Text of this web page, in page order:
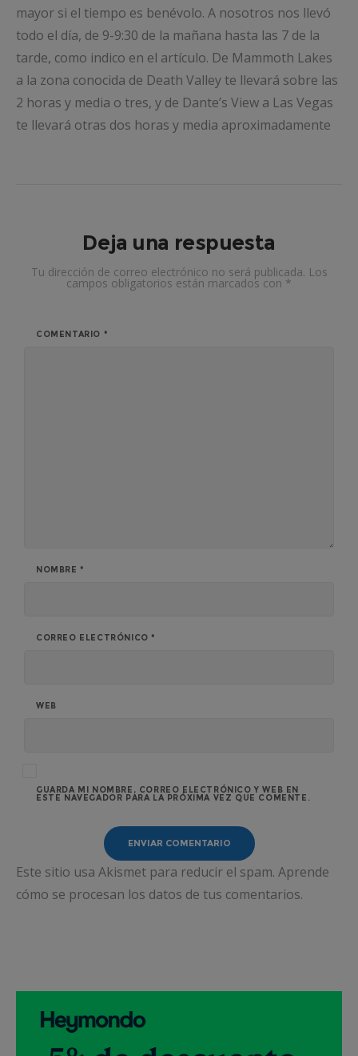
mayor si el tiempo es benévolo. A nosotros nos llevó
todo el día, de 9-9:30 de la mañana hasta las 7 de la
tarde, como indico en el artículo. De Mammoth Lakes
a la zona conocida de Death Valley te llevará sobre las
2 horas y media o tres, y de Dante’s View a Las Vegas
te llevará otras dos horas y media aproximadamente
Deja una respuesta
Tu dirección de correo electrónico no será publicada. Los
campos obligatorios están marcados con *
COMENTARIO *
NOMBRE *
CORREO ELECTRÓNICO *
WEB
GUARDA MI NOMBRE, CORREO ELECTRÓNICO Y WEB EN
ESTE NAVEGADOR PARA LA PRÓXIMA VEZ QUE COMENTE.
Este sitio usa Akismet para reducir el spam. Aprende
cómo se procesan los datos de tus comentarios.